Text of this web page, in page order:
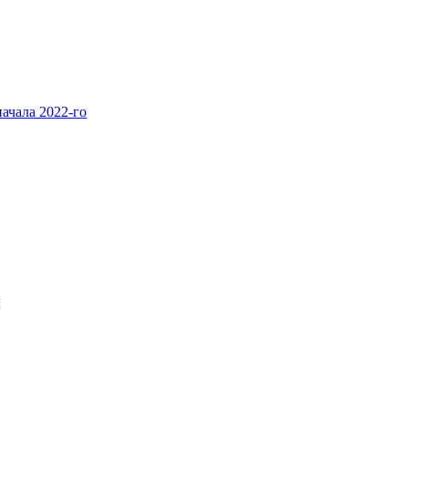
2022-го